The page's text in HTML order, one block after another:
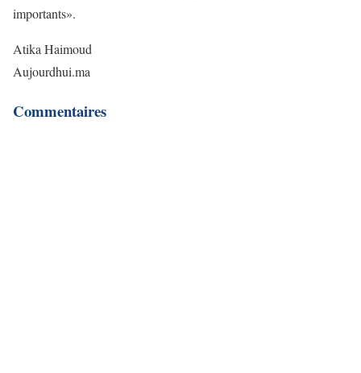
importants».
Atika Haimoud
Aujourdhui.ma
Commentaires